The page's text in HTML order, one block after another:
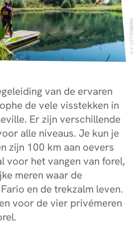
V. LOTTENBERG
van de ervaren
de vele visstekken in
Er zijn verschillende
alle niveaus. Je kun je
zijn 100 km aan oevers
voor het vangen van forel,
meren waar de
en de trekzalm leven.
voor de vier privémeren